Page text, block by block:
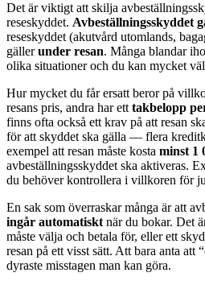
Det är viktigt att skilja
reseskyddet. Avbeställningsskyddet
reseskyddet (akutvård utomlands,
gällerunder resan. Många blandar
olika situationer och du kan mycket
Hur mycket du får ersatt beror på
resans pris, andra har etttakbelopp
finns ofta också ett krav på att resan
för att skyddet ska gälla — flera
exempel att resan måste kosta minst 1
avbeställningsskyddet ska aktiveras.
du behöver kontrollera i villkoren för
En sak som överraskar många är att
ingår automatisktnär du bokar. Det
måste välja och betala för, eller ett
resan på ett visst sätt. Att bara anta att
dyraste misstagen man kan göra.